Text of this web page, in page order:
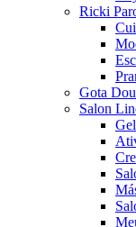
Ricki
Gota
Salon